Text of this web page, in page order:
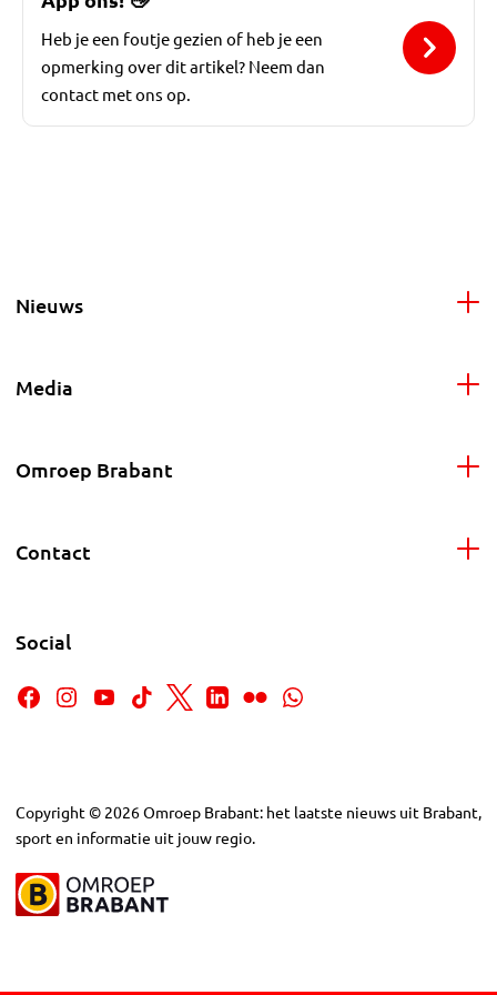
Heb je een foutje gezien of heb je een
opmerking over dit artikel? Neem dan
contact met ons op.
Nieuws
Media
Omroep Brabant
Contact
Social
Copyright © 2026Omroep Brabant: het laatste nieuws uit Brabant,
sport en informatie uit jouw regio.